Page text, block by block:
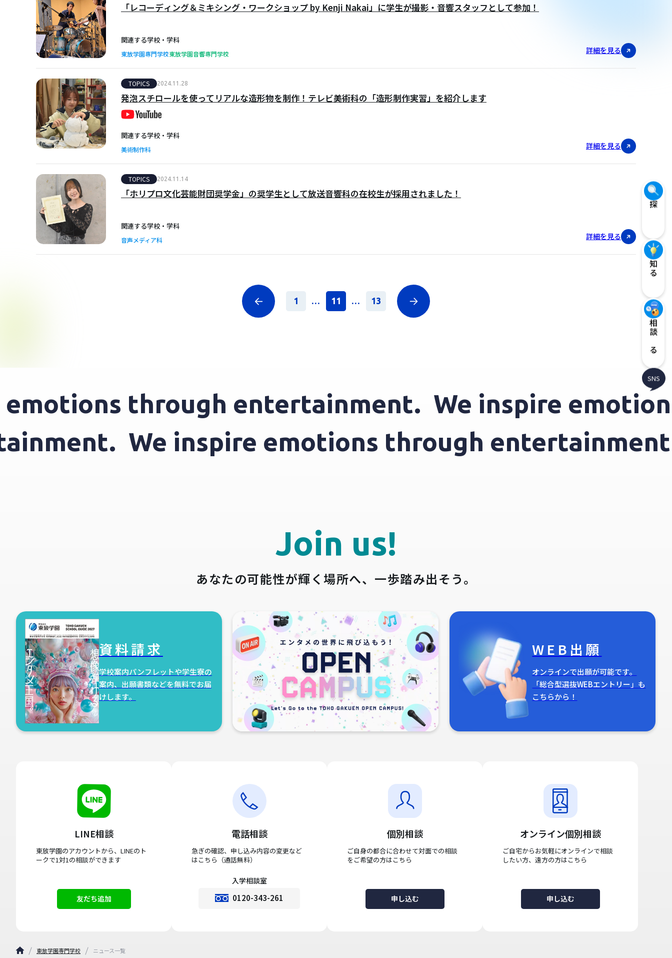
「レコーディング＆ミキシング・ワークショップ by Kenji Nakai」に学生が撮影・音響スタッフとして参加！
関連する学校・学科
東放学園専門学校東放学園音響専門学校 詳細を見る
TOPICS 2024.11.28
発泡スチロールを使ってリアルな造形物を制作！テレビ美術科の「造形制作実習」を紹介します
関連する学校・学科
美術制作科 詳細を見る
TOPICS 2024.11.14
「ホリプロ文化芸能財団奨学金」の奨学生として放送音響科の在校生が採用されました！
関連する学校・学科
音声メディア科 詳細を見る
1 ... 11 ... 13
through entertainment. We inspire
We inspire emotions through
Join us!
あなたの可能性が輝く場所へ、 一歩踏み出そう。
資料請求
学校案内パンフレットや学生寮の
案内、出願書類などを無料でお届
けします。
WEB出願
オンラインで出願が可能です。
「総合型選抜WEBエントリー」も
こちらから！
LINE相談
東放学園のアカウントから、LINEのト
ークで1対1の相談ができます
友だち追加
電話相談
急ぎの確認、申し込み内容の変更など
はこちら（通話無料）
入学相談室
0120-343-261
個別相談
ご自身の都合に合わせて対面での相談
をご希望の方はこちら
申し込む
オンライン個別相談
ご自宅からお気軽にオンラインで相談
したい方、遠方の方はこちら
申し込む
東放学園専門学校 ニュース一覧
探す
知る
相談する
SNS